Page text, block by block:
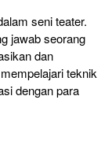
seni teater.
jawab seorang
dan
teknik
dengan para